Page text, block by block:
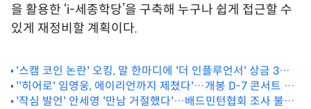
을 활용한 ‘i-세종학당’을 구축해 누구나 쉽게 접근할 수
있게 재정비할 계획이다.
'스캠 코인 논란' 오킹, 말 한마디에 '더 인플루언서' 상금 3억
원까지 '물거품'
''히어로' 임영웅, 에이리언까지 제쳤다'…개봉 D-7 콘서트 실
황 영화 '예매율 압도적 1위'
'작심 발언' 안세영 '만남 거절했다'…배드민턴협회 조사 불응